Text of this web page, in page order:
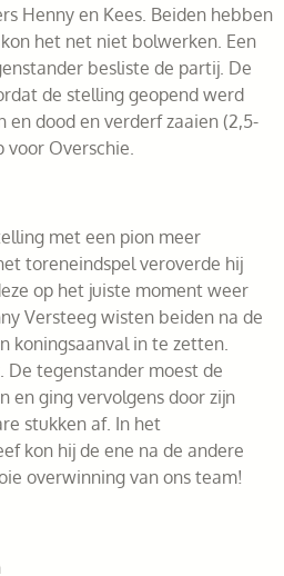
Henny en Kees. Beiden hebben
het net niet bolwerken. Een
besliste de partij. De
de stelling geopend werd
en dood en verderf zaaien (2,5-
voor Overschie.
met een pion meer
toreneindspel veroverde hij
op het juiste moment weer
Versteeg wisten beiden na de
koningsaanval in te zetten.
tegenstander moest de
en ging vervolgens door zijn
stukken af. In het
kon hij de ene na de andere
overwinning van ons team!